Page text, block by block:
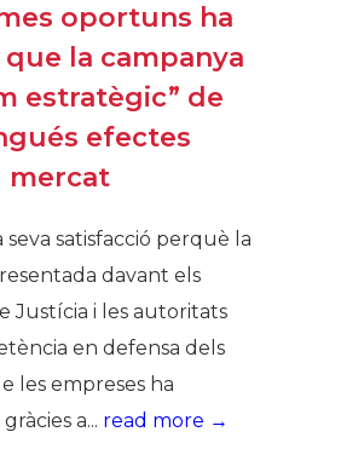
oportuns ha
la campanya
estratègic” de
efectes
mercat
seva satisfacció perquè la
davant els
Justícia i les autoritats
en defensa dels
les empreses ha
a... read more →